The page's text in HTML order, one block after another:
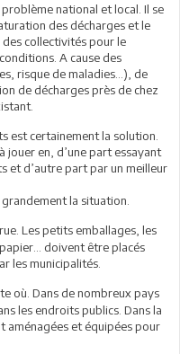
national et local. Il se
des décharges et le
collectivités pour le
A cause des
risque de maladies…), de
de décharges près de chez
est certainement la solution.
en, d’une part essayant
et d’autre part par un meilleur
la situation.
Les petits emballages, les
doivent être placés
les municipalités.
où. Dans de nombreux pays
les endroits publics. Dans la
aménagées et équipées pour